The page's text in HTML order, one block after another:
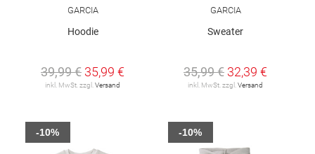
GARCIA
Hoodie
39,99 € 35,99 €
inkl. MwSt. zzgl. Versand
GARCIA
Sweater
35,99 € 32,39 €
inkl. MwSt. zzgl. Versand
-10% -10%